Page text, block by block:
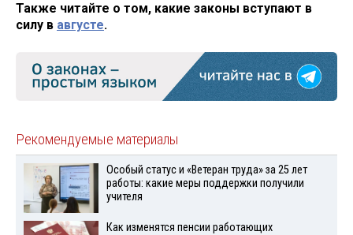
Также читайте о том, какие законы вступают в
силу в августе.
Рекомендуемые материалы
Особый статус и «Ветеран труда» за 25 лет
работы: какие меры поддержки получили
учителя
Как изменятся пенсии работающих